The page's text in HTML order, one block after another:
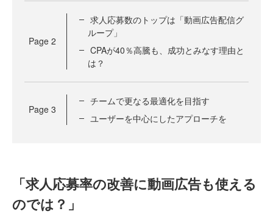
Page 2
求人応募数のトップは「動画広告配信グ
ループ」
CPAが40％高騰も、成功とみなす理由と
は？
Page 3
チームで更なる最適化を目指す
ユーザーを中心にしたアプローチを
「求人応募率の改善に動画広告も使える
のでは？」